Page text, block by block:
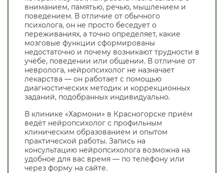
вниманием, памятью, речью, мышлением и
поведением. В отличие от обычного
психолога, он не просто беседует о
переживаниях, а точно определяет, какие
мозговые функции сформированы
недостаточно и почему возникают трудности в
учёбе, поведении или общении. В отличие от
невролога, нейропсихолог не назначает
лекарства — он работает с помощью
диагностических методик и коррекционных
заданий, подобранных индивидуально.
В клинике «Хармони» в Красногорске приём
ведёт нейропсихолог с профильным
клиническим образованием и опытом
практической работы. Запись на
консультацию нейропсихолога возможна на
удобное для вас время — по телефону или
через форму на сайте.